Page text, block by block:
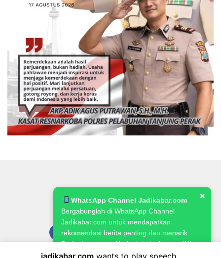
WhatsApp Channel Jadikabar.com
Bergabunglah di WhatsApp Channel
Jadikabar.com untuk mendapatkan
rekomendasi berita penting dan menarik.
Berita Lowongan Kerja, kriminalitas, politik,
pemerintahan, pertanian & ketahanan
✕